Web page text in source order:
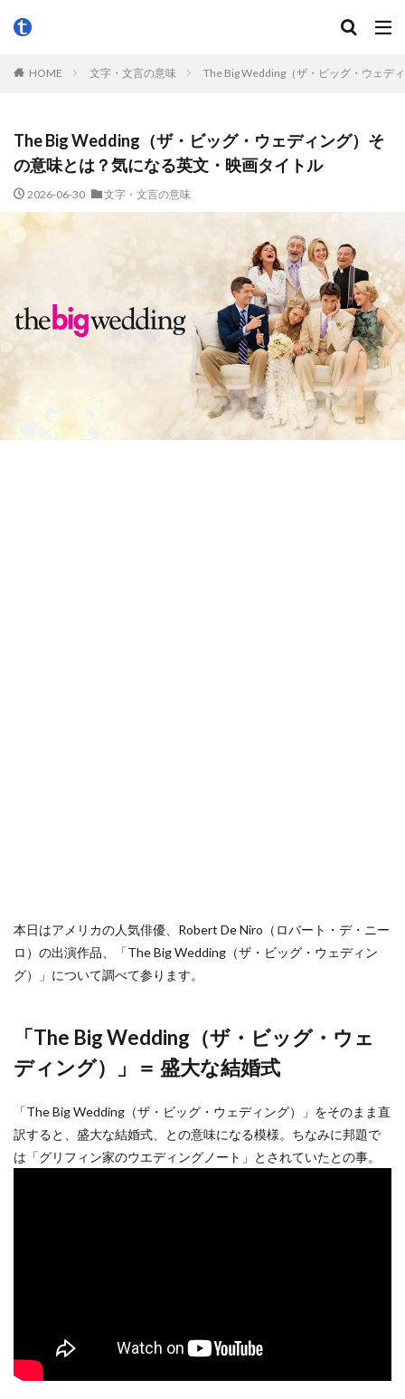
HOME 文字・文言の意味 The Big Wedding（ザ・ビッグ・ウェデ
The Big Wedding（ザ・ビッグ・ウェディング）そ
の意味とは？気になる英文・映画タイトル
2026-06-30 文字・文言の意味
本日はアメリカの人気俳優、Robert De Niro（ロバート・デ・ニー
ロ）の出演作品、「The Big Wedding（ザ・ビッグ・ウェディン
グ）」について調べて参ります。
「The Big Wedding（ザ・ビッグ・ウェ
ディング）」＝ 盛大な結婚式
「The Big Wedding（ザ・ビッグ・ウェディング）」をそのまま直
訳すると、盛大な結婚式、との意味になる模様。ちなみに邦題で
は「グリフィン家のウエディングノート」とされていたとの事。